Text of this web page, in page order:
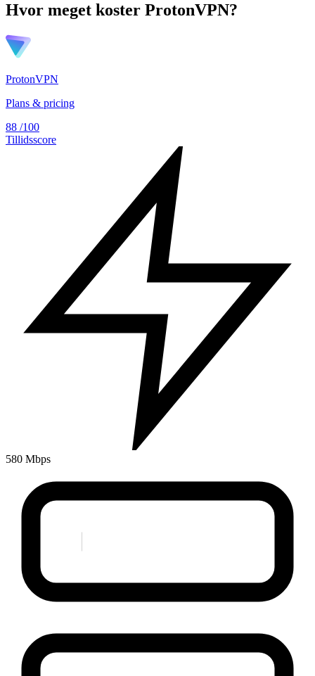
Hvor meget koster ProtonVPN?
ProtonVPN
Plans & pricing
88 /100
Tillidsscore
580 Mbps